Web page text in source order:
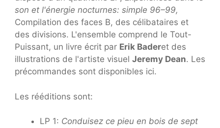
son et l'énergie nocturnes: simple 96–99,
Compilation des faces B, des célibataires et
des divisions. L'ensemble comprend le Tout-
Puissant, un livre écrit par Erik Baderet des
illustrations de l'artiste visuel Jeremy Dean. Les
précommandes sont disponibles ici.
Les rééditions sont:
LP 1: Conduisez ce pieu en bois de sept